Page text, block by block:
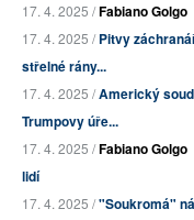
17. 4. 2025 /Fabiano Golgo
17. 4. 2025 /Pitvy
střelné rány...
17. 4. 2025 /Americký
Trumpovy úře...
17. 4. 2025 /Fabiano Golgo
lidí
17. 4. 2025 /"Soukromá"